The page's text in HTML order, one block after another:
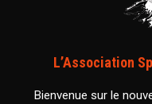
L’Association
Bienvenue sur le